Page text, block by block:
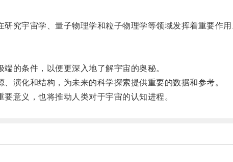
宇宙学、量子物理学和粒子物理学等领域发挥着重要作用
的条件，以便更深入地了解宇宙的奥秘。
化和结构，为未来的科学探索提供重要的数据和参考。
意义，也将推动人类对于宇宙的认知进程。